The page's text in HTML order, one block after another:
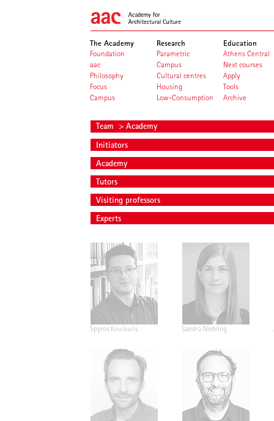
The Academy
Foundation
aac
Philosophy
Focus
Campus
Research
Parametric
Campus
Cultural centres
Housing
Low-Consumption
Education
Athens Central
Next courses
Apply
Tools
Archive
Team > Academy
Initiators
Academy
Tutors
Visiting professors
Experts
Spyros Koulouris Sandra Niebling